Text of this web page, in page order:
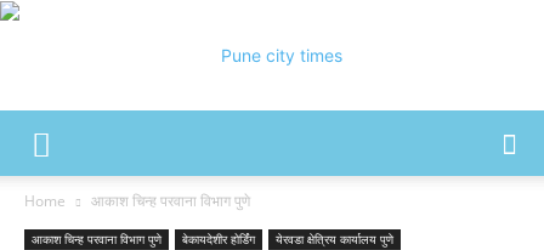
Home आकाश चिन्ह परवाना विभाग पुणे
आकाश चिन्ह परवाना विभाग पुणे बेकायदेशीर होर्डिंग येरवडा क्षेत्रिय कार्यालय पुणे